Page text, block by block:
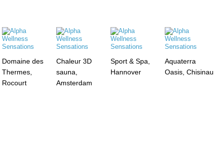
Domaine des
Thermes,
Rocourt
Chaleur 3D
sauna,
Amsterdam
Sport & Spa,
Hannover
Aquaterra
Oasis, Chisinau